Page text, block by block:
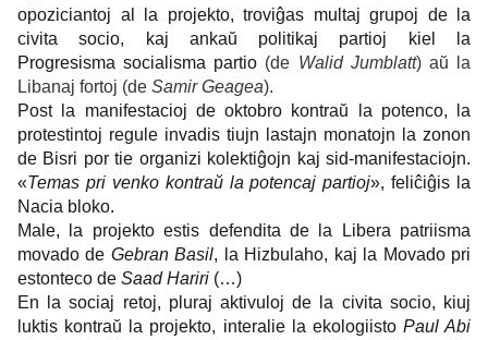
opoziciantoj al la projekto, troviĝas multaj grupoj de la
civita socio, kaj ankaŭ politikaj partioj kiel la
Progresisma socialisma partio (de Walid Jumblatt) aŭ la
Libanaj fortoj (de Samir Geagea).
Post la manifestacioj de oktobro kontraŭ la potenco, la
protestintoj regule invadis tiujn lastajn monatojn la zonon
de Bisri por tie organizi kolektiĝojn kaj sid-manifestaciojn.
«Temas pri venko kontraŭ la potencaj partioj», feliĉiĝis la
Nacia bloko.
Male, la projekto estis defendita de la Libera patriisma
movado de Gebran Basil, la Hizbulaho, kaj la Movado pri
estonteco de Saad Hariri (…)
En la sociaj retoj, pluraj aktivuloj de la civita socio, kiuj
luktis kontraŭ la projekto, interalie la ekologiisto Paul Abi